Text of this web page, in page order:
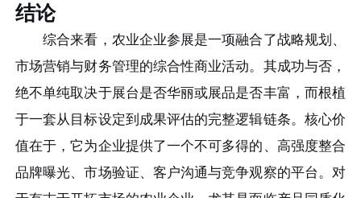
结论
综合来看，农业企业参展是一项融合了战略规划、
市场营销与财务管理的综合性商业活动。其成功与否，
绝不单纯取决于展台是否华丽或展品是否丰富，而根植
于一套从目标设定到成果评估的完整逻辑链条。核心价
值在于，它为企业提供了一个不可多得的、高强度整合
品牌曝光、市场验证、客户沟通与竞争观察的平台。对